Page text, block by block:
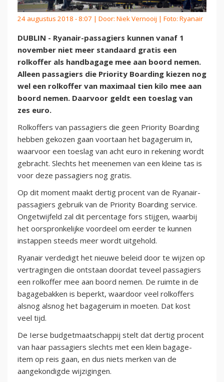
24 augustus 2018 - 8:07 | Door: Niek Vernooij | Foto: Ryanair
DUBLIN - Ryanair-passagiers kunnen vanaf 1
november niet meer standaard gratis een
rolkoffer als handbagage mee aan boord nemen.
Alleen passagiers die Priority Boarding kiezen nog
wel een rolkoffer van maximaal tien kilo mee aan
boord nemen. Daarvoor geldt een toeslag van
zes euro.
Rolkoffers van passagiers die geen Priority Boarding
hebben gekozen gaan voortaan het bagageruim in,
waarvoor een toeslag van acht euro in rekening wordt
gebracht. Slechts het meenemen van een kleine tas is
voor deze passagiers nog gratis.
Op dit moment maakt dertig procent van de Ryanair-
passagiers gebruik van de Priority Boarding service.
Ongetwijfeld zal dit percentage fors stijgen, waarbij
het oorspronkelijke voordeel om eerder te kunnen
instappen steeds meer wordt uitgehold.
Ryanair verdedigt het nieuwe beleid door te wijzen op
vertragingen die ontstaan doordat teveel passagiers
een rolkoffer mee aan boord nemen. De ruimte in de
bagagebakken is beperkt, waardoor veel rolkoffers
alsnog alsnog het bagageruim in moeten. Dat kost
veel tijd.
De Ierse budgetmaatschappij stelt dat dertig procent
van haar passagiers slechts met een klein bagage-
item op reis gaan, en dus niets merken van de
aangekondigde wijzigingen.